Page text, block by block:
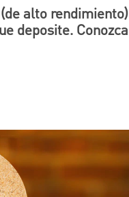
alto rendimiento)
deposite. Conozca